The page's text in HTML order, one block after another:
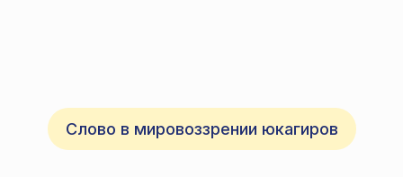
Слово в мировоззрении юкагиров